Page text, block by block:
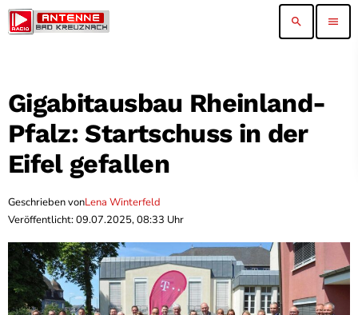
search menu
Gigabitausbau Rheinland-
Pfalz: Startschuss in der
Eifel gefallen
Geschrieben vonLena Winterfeld
Veröffentlicht: 09.07.2025, 08:33 Uhr